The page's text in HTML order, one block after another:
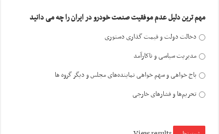
مهم ترین دلیل عدم موفقیت صنعت خودرو در ایران را چه می دانید
دخالت دولت و قیمت گذاری دستوری
مدیریت سیاسی و ناکارآمد
باج خواهی و سهم خواهی نماینده‌های مجلس و دیگر گروه ها
تحریم‌ها و فشارهای خارجی